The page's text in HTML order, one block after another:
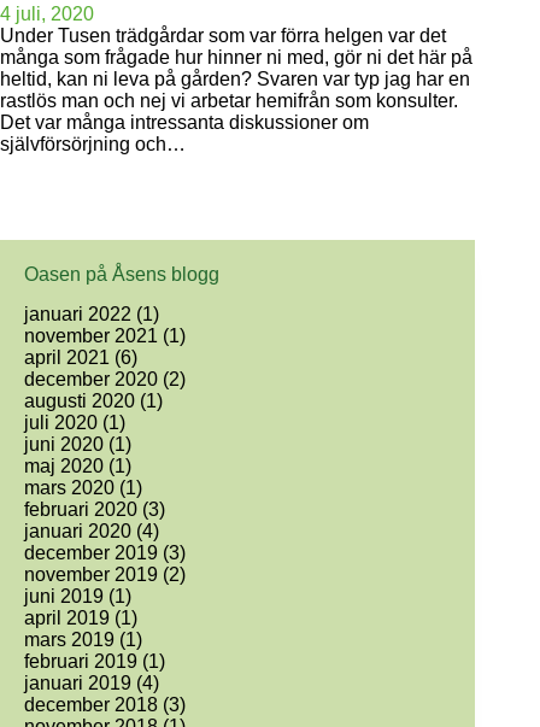
4 juli, 2020
Under Tusen trädgårdar som var förra helgen var det
många som frågade hur hinner ni med, gör ni det här på
heltid, kan ni leva på gården? Svaren var typ jag har en
rastlös man och nej vi arbetar hemifrån som konsulter.
Det var många intressanta diskussioner om
självförsörjning och…
Oasen på Åsens blogg
januari 2022 (1)
november 2021 (1)
april 2021 (6)
december 2020 (2)
augusti 2020 (1)
juli 2020 (1)
juni 2020 (1)
maj 2020 (1)
mars 2020 (1)
februari 2020 (3)
januari 2020 (4)
december 2019 (3)
november 2019 (2)
juni 2019 (1)
april 2019 (1)
mars 2019 (1)
februari 2019 (1)
januari 2019 (4)
december 2018 (3)